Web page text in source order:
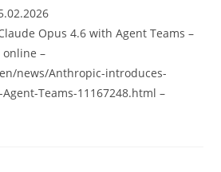
Opus 4.6 with Agent Teams –
online –
news/Anthropic-introduces-
Teams-11167248.html –